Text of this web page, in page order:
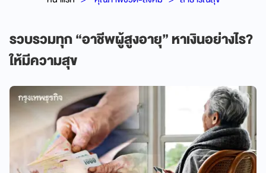
รวบรวมทุก “อาชีพผู้สูงอายุ” หาเงินอย่างไร?
ให้มีความสุข